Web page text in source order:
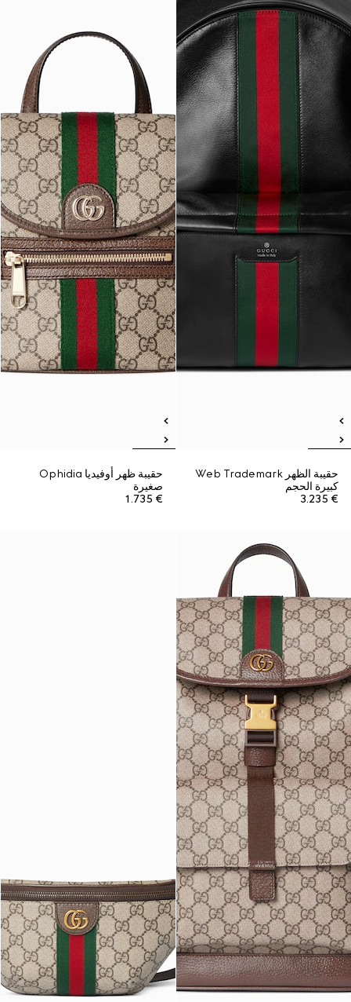
حقيبة الظهر Web Trademark
كبيرة الحجم
€ 3.235
حقيبة ظهر أوفيديا Ophidia
صغيرة
€ 1.735